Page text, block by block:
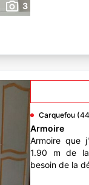
3
Carquefou
Armoire
Armoire que
1.90 m de
besoin de la